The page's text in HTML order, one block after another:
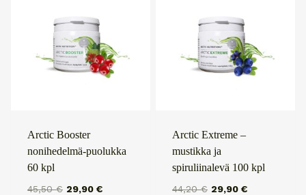
Arctic Booster
nonihedelmä-puolukka
60 kpl
45,50€ Alkuperäinen
29,90 €Nykyinen
Arctic Extreme –
mustikka ja
spiruliinalevä 100 kpl
44,20€ Alkuperäinen
29,90 €Nykyinen